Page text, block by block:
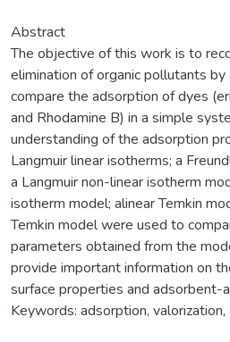
Abstract
The objective of this work is to
elimination of organic pollutants
compare the adsorption of dyes
and Rhodamine B) in a simple
understanding of the adsorption
Langmuir linear isotherms; a
a Langmuir non-linear isotherm
isotherm model; alinear Temkin
Temkin model were used to
parameters obtained from the
provide important information on
surface properties and adsorbent-
Keywords: adsorption,